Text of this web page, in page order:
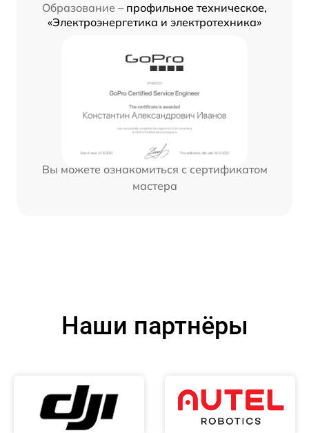
Образование – профильное техническое,
«Электроэнергетика и электротехника»
Вы можете ознакомиться с сертификатом
мастера
Наши партнёры